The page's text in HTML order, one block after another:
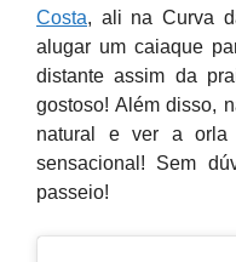
Costa, ali na Curva
alugar um caiaque
distante assim da
gostoso! Além disso,
natural e ver a
sensacional! Sem
passeio!